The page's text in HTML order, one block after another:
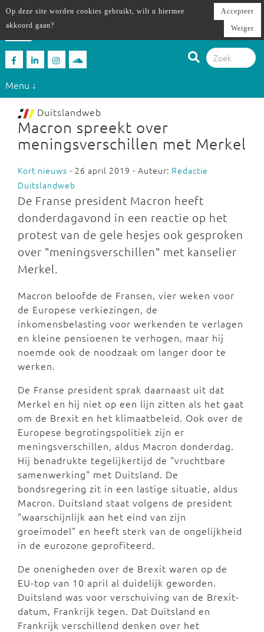
Menu ↓
Duitslandweb
Macron spreekt over
meningsverschillen met Merkel
Kort nieuws - 26 april 2019 - Auteur: Redactie
Duitslandweb
De Franse president Macron heeft
donderdagavond in een reactie op het
protest van de gele hesjes ook gesproken
over "meningsverschillen" met kanselier
Merkel.
Macron beloofde de Fransen, vier weken voor
de Europese verkiezingen, de
inkomensbelasting voor werkenden te verlagen
en kleine pensioenen te verhogen, maar hij
noemde ook de noodzaak om langer door te
werken.
De Franse president sprak daarnaast uit dat
Merkel en hij niet op een lijn zitten als het gaat
om de Brexit en het klimaatbeleid. Ook over de
Europese begrotingspolitiek zijn er
meningsverschillen, aldus Macron donderdag.
Hij benadrukte tegelijkertijd de "vruchtbare
samenwerking" met Duitsland. De
bondsregering zit in een lastige situatie, aldus
Macron. Duitsland staat volgens de president
"waarschijnlijk aan het eind van zijn
groeimodel" en heeft sterk van de ongelijkheid
in de eurozone geprofiteerd.
De onenigheden over de Brexit waren op de
EU-top van 10 april al duidelijk geworden.
Duitsland was voor verschuiving van de Brexit-
datum, Frankrijk tegen. Dat Duitsland en
Frankrijk verschillend denken over het
Op deze site worden cookies gebruikt, wilt u hiermee
akkoord gaan?
Accepteer
Weiger